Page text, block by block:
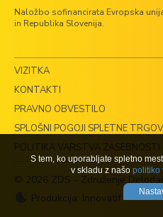
Naložbo sofinancirata Evropska
in Republika Slovenija.
VIZITKA
KONTAKTI
PRAVNO OBVESTILO
SPLOŠNI POGOJI SPLETNE
POLITIKA VARSTVA ZASEBNOSTI
© 2026 ZDS - Združenje
Produkcija: Innovatif
S tem, ko uporabljate spletno
v skladu z našo politiko